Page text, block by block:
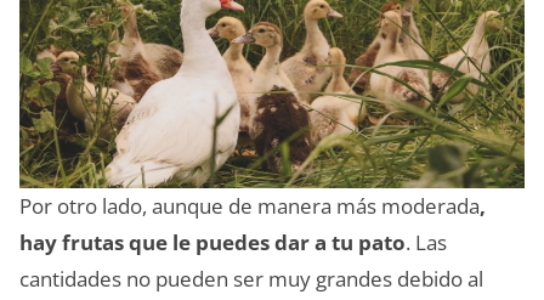
Por otro lado, aunque de manera más moderada,
hay frutas que le puedes dar a tu pato. Las
cantidades no pueden ser muy grandes debido al